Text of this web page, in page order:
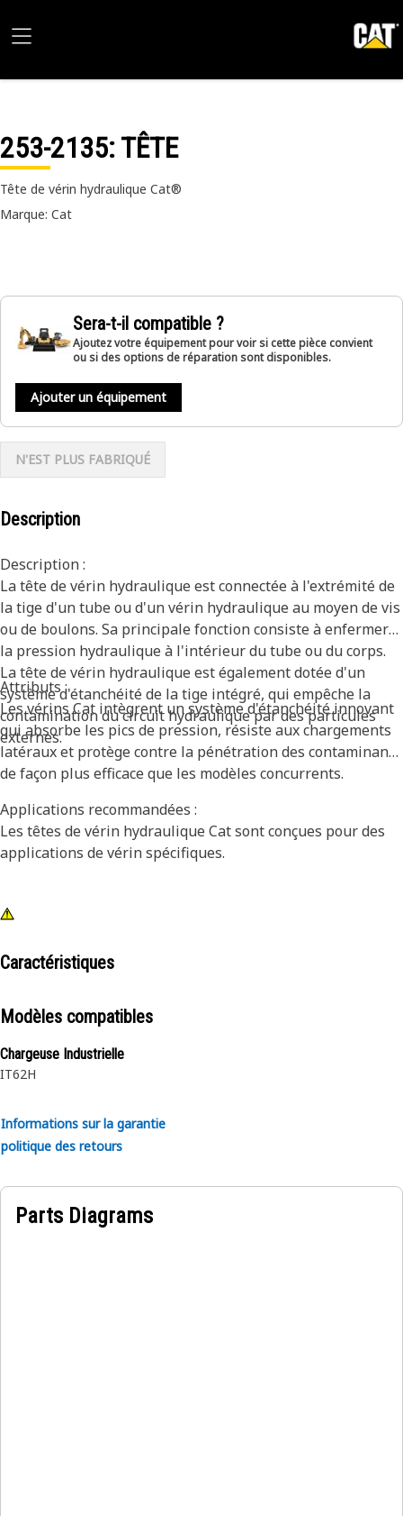
253-2135: TÊTE
Tête de vérin hydraulique Cat®
Marque: Cat
Sera-t-il compatible ?
Ajoutez votre équipement pour voir si cette pièce convient
ou si des options de réparation sont disponibles.
Ajouter un équipement
N'EST PLUS FABRIQUÉ
Description
Description :
La tête de vérin hydraulique est connectée à l'extrémité de
la tige d'un tube ou d'un vérin hydraulique au moyen de vis
ou de boulons. Sa principale fonction consiste à enfermer
la pression hydraulique à l'intérieur du tube ou du corps.
La tête de vérin hydraulique est également dotée d'un
système d'étanchéité de la tige intégré, qui empêche la
contamination du circuit hydraulique par des particules
externes.
Attributs :
Les vérins Cat intègrent un système d'étanchéité innovant
qui absorbe les pics de pression, résiste aux chargements
latéraux et protège contre la pénétration des contaminants
de façon plus efficace que les modèles concurrents.
Applications recommandées :
Les têtes de vérin hydraulique Cat sont conçues pour des
applications de vérin spécifiques.
Caractéristiques
Modèles compatibles
Chargeuse Industrielle
IT62H
Informations sur la garantie
politique des retours
Parts Diagrams